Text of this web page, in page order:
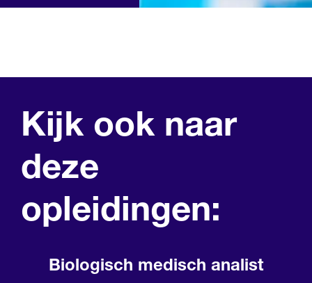
Kijk ook naar
deze
opleidingen:
Biologisch medisch analist